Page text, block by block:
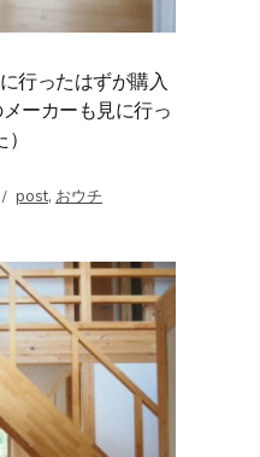
行ったはずが購入
ーカーも見に行っ
post, おウチ